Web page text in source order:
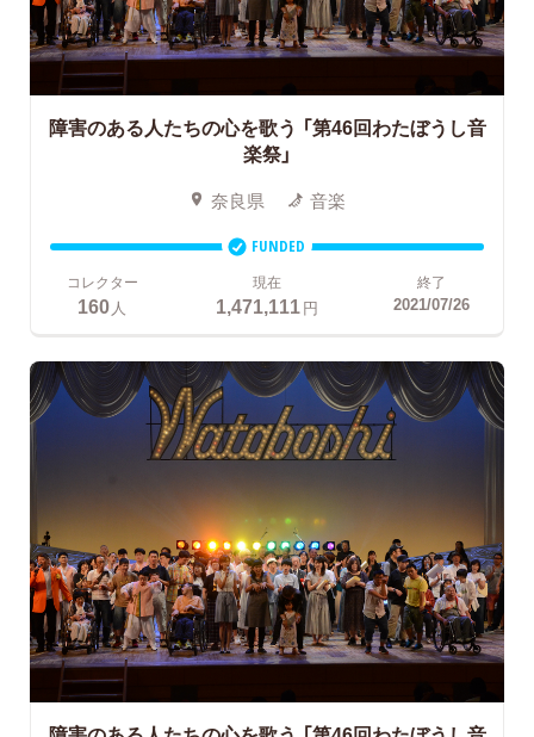
障害のある人たちの心を歌う 「第46回わたぼうし音
楽祭」
奈良県 音楽
FUNDED
コレクター
160 人
現在
1,471,111円
終了
2021/07/26